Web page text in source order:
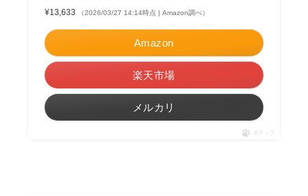
¥13,633 （2026/03/27 14:14時点 | Amazon調べ）
Amazon
楽天市場
メルカリ
ポチップ